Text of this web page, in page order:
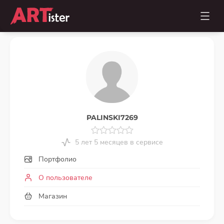
PALINSKI7269
5 лет 5 месяцев в сервисе
Портфолио
О пользователе
Магазин